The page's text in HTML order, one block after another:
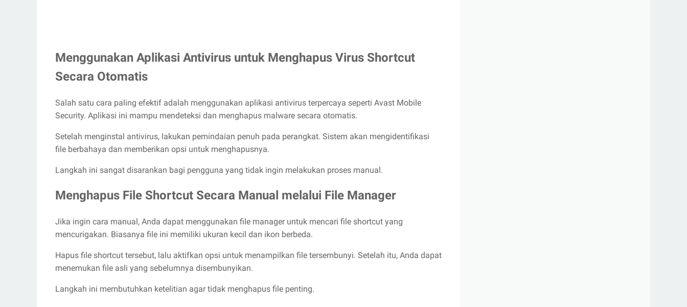
Menggunakan Aplikasi Antivirus untuk Menghapus Virus Shortcut
Secara Otomatis
Salah satu cara paling efektif adalah menggunakan aplikasi antivirus terpercaya seperti Avast Mobile
Security. Aplikasi ini mampu mendeteksi dan menghapus malware secara otomatis.
Setelah menginstal antivirus, lakukan pemindaian penuh pada perangkat. Sistem akan mengidentifikasi
file berbahaya dan memberikan opsi untuk menghapusnya.
Langkah ini sangat disarankan bagi pengguna yang tidak ingin melakukan proses manual.
Menghapus File Shortcut Secara Manual melalui File Manager
Jika ingin cara manual, Anda dapat menggunakan file manager untuk mencari file shortcut yang
mencurigakan. Biasanya file ini memiliki ukuran kecil dan ikon berbeda.
Hapus file shortcut tersebut, lalu aktifkan opsi untuk menampilkan file tersembunyi. Setelah itu, Anda dapat
menemukan file asli yang sebelumnya disembunyikan.
Langkah ini membutuhkan ketelitian agar tidak menghapus file penting.